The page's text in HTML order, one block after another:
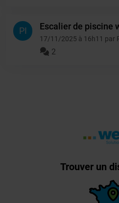
PI Escalier de piscine
17/11/2025 à 16h11 par
2
Trouver un